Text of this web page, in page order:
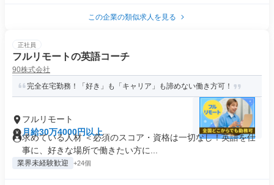
この企業の類似求人を見る
正社員
フルリモートの英語コーチ
90株式会社
完全在宅勤務！「好き」も「キャリア」も諦めない働き方可！
フルリモート
月給30万4000円以上
求めている人材 ＜必須のスコア・資格は一切なし！英語を仕
事に、好きな場所で働きたい方に...
業界未経験歓迎 +24個